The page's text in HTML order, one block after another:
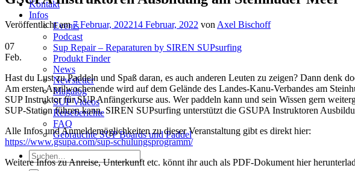
Kontakt
Infos
Events
Podcast
Sup Repair – Reparaturen by SIREN SUPsurfing
Produkt Finder
News
Newsletter
Magalog
SUP Videos
Reiseberichte
FAQ
Gebrauchte SUP Boards und Paddel
Suchen
nach:
Veröffentlicht am7 Februar, 202214 Februar, 2022 von Axel Bischoff
07
Feb.
Hast du Lust zu Paddeln und Spaß daran, es auch anderen Leuten zu zeigen? Dann denk
Am ersten Aprilwochenende wird auf dem Gelände des Landes-Kanu-Verbandes am
SUP Instruktor für SUP Anfängerkurse aus. Wer paddeln kann und sein Wissen gern
SUP-Station führen kann. SIREN SUPsurfing unterstützt die GSUPA Instruktoren
Alle Infos und Anmeldemöglichkeiten zu dieser Veranstaltung gibt es direkt hier:
https://www.gsupa.com/sup-schulungsprogramm/
Weitere Infos zu Anreise, Unterkunft etc. könnt ihr auch als PDF-Dokument hier